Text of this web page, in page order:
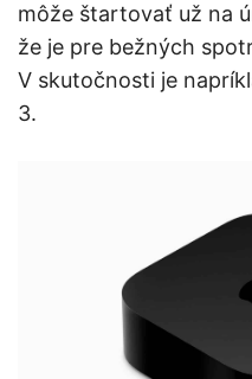
môže štartovať už na
že je pre bežných
V skutočnosti je
3.